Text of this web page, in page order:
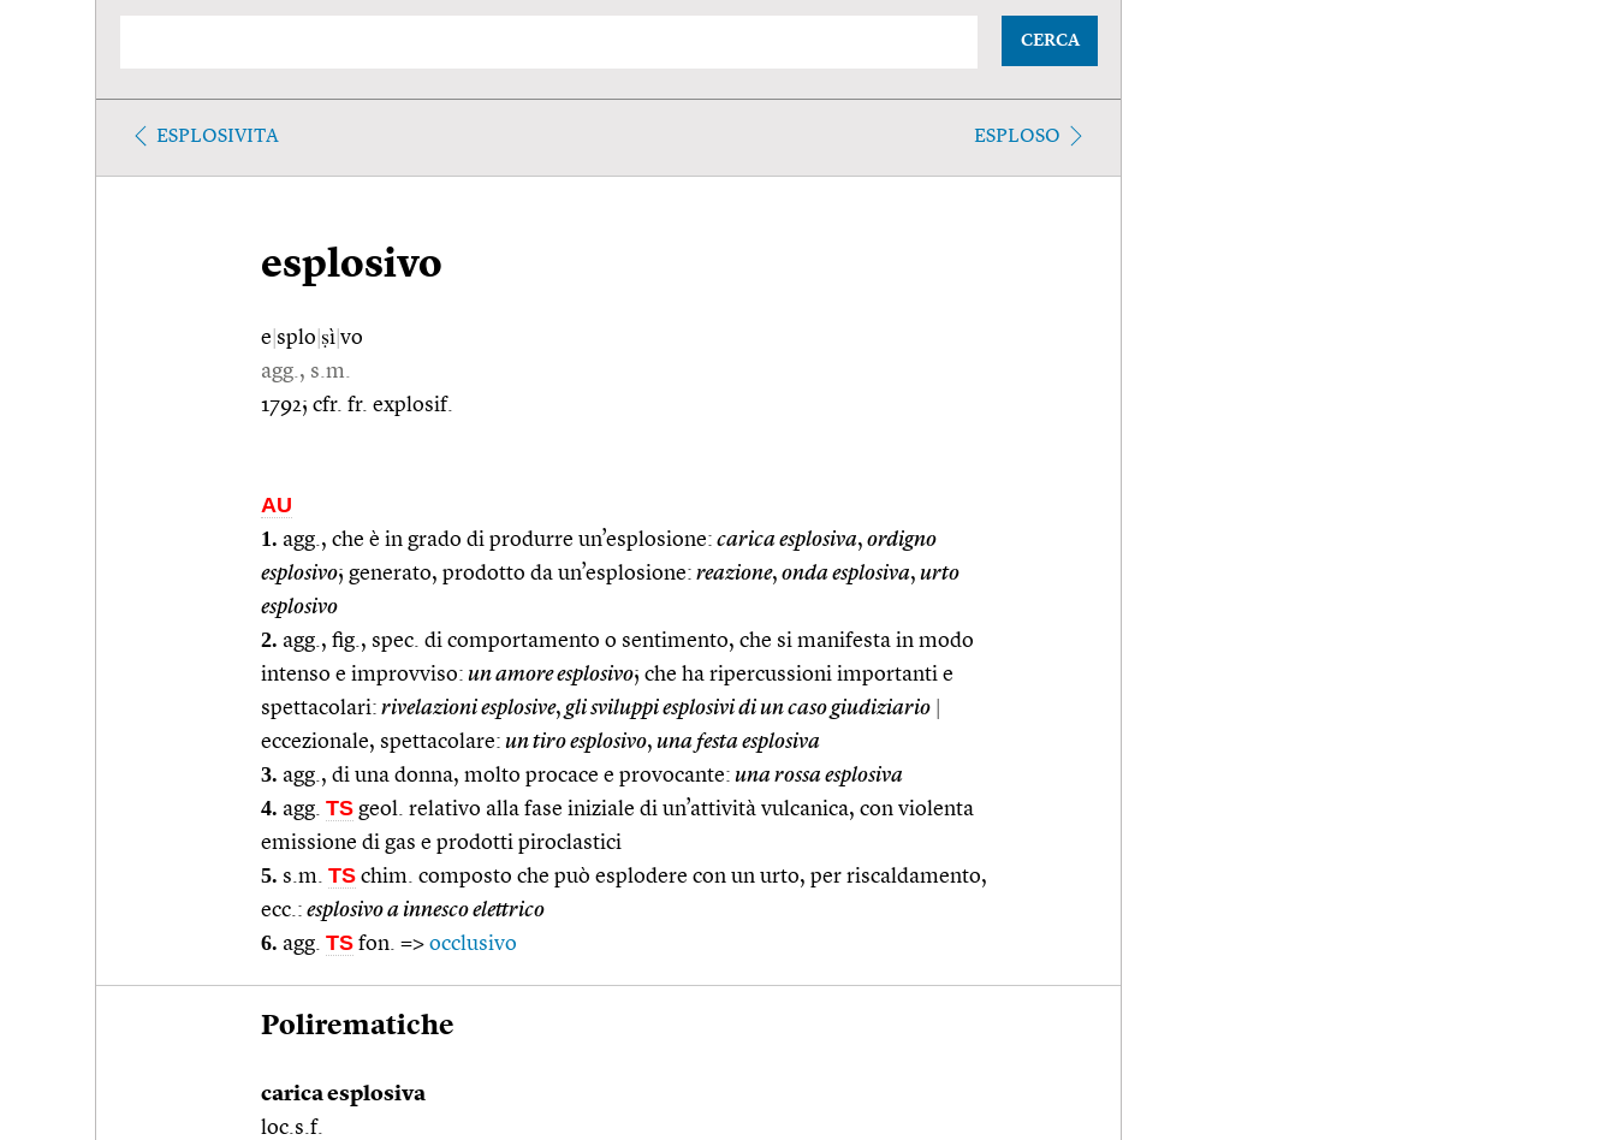
CERCA
ESPLOSIVITA ESPLOSO
esplosivo
e splo ṣì vo
agg., s.m.
1792; cfr. fr. explosif.
AU
1. agg., che è in grado di produrre un’esplosione: carica esplosiva, ordigno
esplosivo; generato, prodotto da un’esplosione: reazione, onda esplosiva, urto
esplosivo
2. agg., fig., spec. di comportamento o sentimento, che si manifesta in modo
intenso e improvviso: un amore esplosivo; che ha ripercussioni importanti e
spettacolari: rivelazioni esplosive, gli sviluppi esplosivi di un caso giudiziario
eccezionale, spettacolare: un tiro esplosivo, una festa esplosiva
3. agg., di una donna, molto procace e provocante: una rossa esplosiva
4. agg. TS geol. relativo alla fase iniziale di un’attività vulcanica, con violenta
emissione di gas e prodotti piroclastici
5. s.m. TS chim. composto che può esplodere con un urto, per riscaldamento,
ecc.: esplosivo a innesco elettrico
6. agg. TS fon. => occlusivo
Polirematiche
carica esplosiva
loc.s.f.